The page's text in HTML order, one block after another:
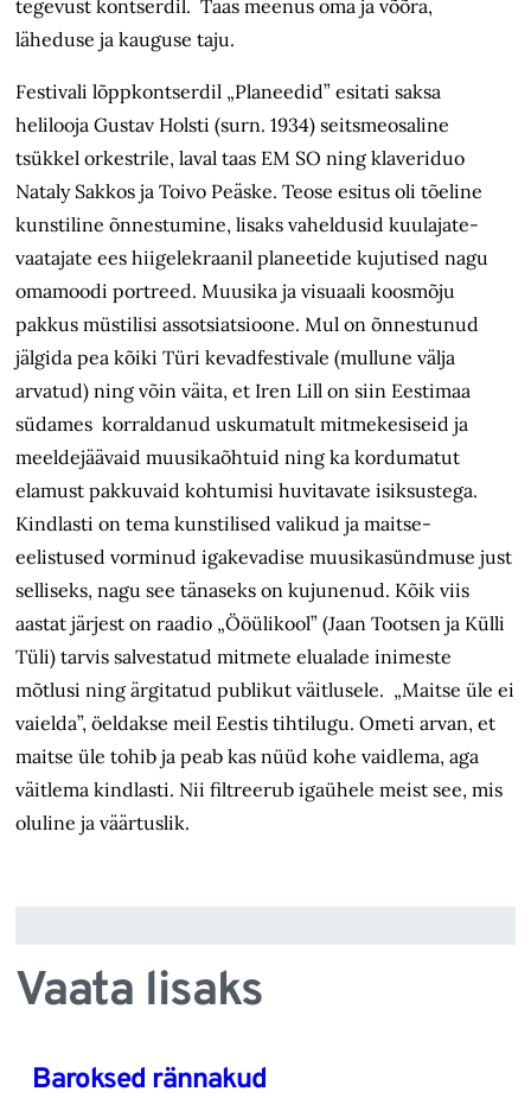
tegevust kontserdil. Taas meenus oma ja võõra,
läheduse ja kauguse taju.
Festivali lõppkontserdil „Planeedid” esitati saksa
helilooja Gustav Holsti (surn. 1934) seitsmeosaline
tsükkel orkestrile, laval taas EM SO ning klaveriduo
Nataly Sakkos ja Toivo Peäske. Teose esitus oli tõeline
kunstiline õnnestumine, lisaks vaheldusid kuulajate-
vaatajate ees hiigelekraanil planeetide kujutised nagu
omamoodi portreed. Muusika ja visuaali koosmõju
pakkus müstilisi assotsiatsioone. Mul on õnnestunud
jälgida pea kõiki Türi kevadfestivale (mullune välja
arvatud) ning võin väita, et Iren Lill on siin Eestimaa
südames korraldanud uskumatult mitmekesiseid ja
meeldejäävaid muusikaõhtuid ning ka kordumatut
elamust pakkuvaid kohtumisi huvitavate isiksustega.
Kindlasti on tema kunstilised valikud ja maitse-
eelistused vorminud igakevadise muusikasündmuse just
selliseks, nagu see tänaseks on kujunenud. Kõik viis
aastat järjest on raadio „Ööülikool” (Jaan Tootsen ja Külli
Tüli) tarvis salvestatud mitmete elualade inimeste
mõtlusi ning ärgitatud publikut väitlusele. „Maitse üle ei
vaielda”, öeldakse meil Eestis tihtilugu. Ometi arvan, et
maitse üle tohib ja peab kas nüüd kohe vaidlema, aga
väitlema kindlasti. Nii filtreerub igaühele meist see, mis
oluline ja väärtuslik.
Vaata lisaks
Baroksed rännakud